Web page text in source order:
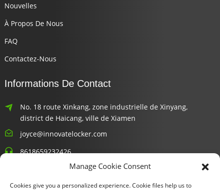
Nouvelles
À Propos De Nous
FAQ
Contactez-Nous
Informations De Contact
No. 18 route Xinkang, zone industrielle de Xinyang,
district de Haicang, ville de Xiamen
joyce@innovatelocker.com
8618659232426
Manage Cookie Consent
Cookies give you a personalized experience. Cookie files help us to